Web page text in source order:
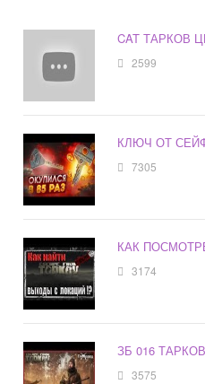
CAT ТАРКОВ
2599
КЛЮЧ ОТ
7305
КАК
3174
ЗБ 016
3575